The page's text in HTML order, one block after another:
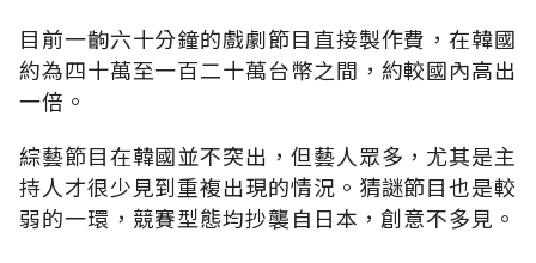
目前一齣六十分鐘的戲劇節目直接製作費，在韓國
約為四十萬至一百二十萬台幣之間，約較國內高出
一倍。
綜藝節目在韓國並不突出，但藝人眾多，尤其是主
持人才很少見到重複出現的情況。猜謎節目也是較
弱的一環，競賽型態均抄襲自日本，創意不多見。